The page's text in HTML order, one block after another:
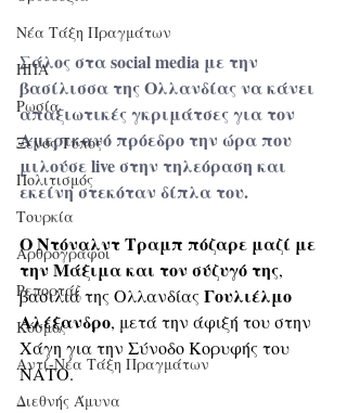
Νέα Τάξη Πραγμάτων
ΗΠΑ
Ρωσία
Ξένος Τύπος
Πολιτισμός
Τουρκία
Αρθρογράφοι
Ρεπορτάζ
Κόσμος
Αντί-Νέα Τάξη Πραγμάτων
Διεθνής Άμυνα
Σάλος στα social media με την
βασίλισσα της Ολλανδίας να κάνει
απαξιωτικές γκριμάτσες για τον
Αμερικανό πρόεδρο την ώρα που
μιλούσε live στην τηλεόραση και
εκείνη στεκόταν δίπλα του.
Ο Ντόναλντ Τραμπ πόζαρε μαζί με
την Μάξιμα και τον σύζυγό της,
βασιλιά της Ολλανδίας Γουλιέλμο
Αλέξανδρο, μετά την άφιξή του στην
Χάγη για την Σύνοδο Κορυφής του
ΝΑΤΟ.